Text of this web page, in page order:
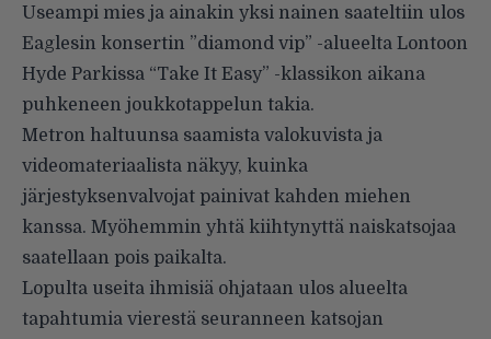
Useampi mies ja ainakin yksi nainen saateltiin ulos
Eaglesin konsertin ”diamond vip” -alueelta Lontoon
Hyde Parkissa “Take It Easy” -klassikon aikana
puhkeneen joukkotappelun takia.
Metron haltuunsa saamista valokuvista ja
videomateriaalista näkyy, kuinka
järjestyksenvalvojat painivat kahden miehen
kanssa. Myöhemmin yhtä kiihtynyttä naiskatsojaa
saatellaan pois paikalta.
Lopulta useita ihmisiä ohjataan ulos alueelta
tapahtumia vierestä seuranneen katsojan